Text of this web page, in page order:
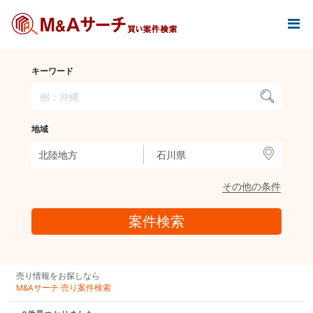
キーワード
地域
その他の条件
売り情報をお探しなら
M&Aサーチ 売り案件検索